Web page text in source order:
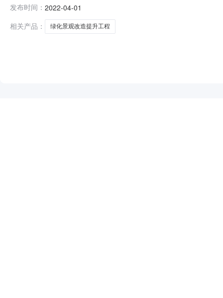
称:福建艺景生态建设集团有限公司;项目负责人:;报价
发布时间： 2022-04-01
相关产品：
绿化景观改造提升工程